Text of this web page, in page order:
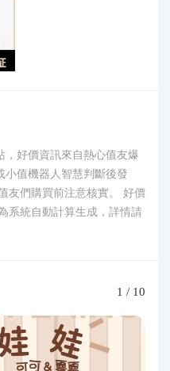
，好價資訊來自熱心值友爆
小值機器人智慧判斷後發
友們購買前注意核實。 好價
系統自動計算生成，詳情請
1 / 10